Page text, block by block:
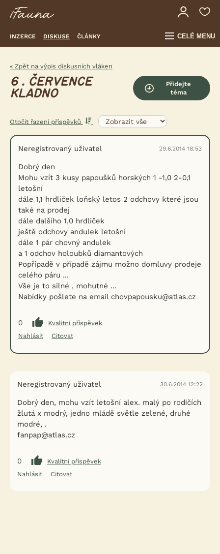
INZERCE DISKUSE ČLÁNKY CELÉ MENU
« Zpět na výpis diskusních vláken
6 . ČERVENCE
KLADNO
Přidejte
téma
Otočit řazení příspěvků
Neregistrovaný uživatel 29.6.2014 18:53
Dobrý den
Mohu vzít 3 kusy papoušků horských 1 -1,0 2-0,1
letošní
dále 1,1 hrdliček loňský letos 2 odchovy které jsou
také na prodej
dále dalšího 1,0 hrdliček
ještě odchovy andulek letošní
dále 1 pár chovný andulek
a 1 odchov holoubků diamantových
Popřípadě v případě zájmu možno domluvy prodeje
celého páru ...
Vše je to silné , mohutné ...
Nabídky pošlete na email chovpapousku@atlas.cz
0
Kvalitní příspěvek
Nahlásit
Citovat
Neregistrovaný uživatel 30.6.2014 12:22
Dobrý den, mohu vzít letošní alex. malý po rodičích
žlutá x modrý, jedno mládě světle zelené, druhé
modré, .
fanpap@atlas.cz
0
Kvalitní příspěvek
Nahlásit
Citovat